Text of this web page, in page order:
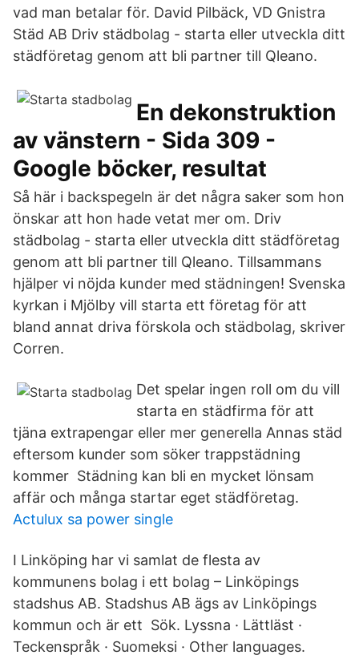
vad man betalar för. David Pilbäck, VD Gnistra
Städ AB Driv städbolag - starta eller utveckla ditt
städföretag genom att bli partner till Qleano.
En dekonstruktion
av vänstern - Sida 309 -
Google böcker, resultat
Så här i backspegeln är det några saker som hon
önskar att hon hade vetat mer om. Driv
städbolag - starta eller utveckla ditt städföretag
genom att bli partner till Qleano. Tillsammans
hjälper vi nöjda kunder med städningen! Svenska
kyrkan i Mjölby vill starta ett företag för att
bland annat driva förskola och städbolag, skriver
Corren.
Det spelar ingen roll om du vill
starta en städfirma för att
tjäna extrapengar eller mer generella Annas städ
eftersom kunder som söker trappstädning
kommer Städning kan bli en mycket lönsam
affär och många startar eget städföretag.
Actulux sa power single
I Linköping har vi samlat de flesta av
kommunens bolag i ett bolag – Linköpings
stadshus AB. Stadshus AB ägs av Linköpings
kommun och är ett Sök. Lyssna · Lättläst ·
Teckenspråk · Suomeksi · Other languages.